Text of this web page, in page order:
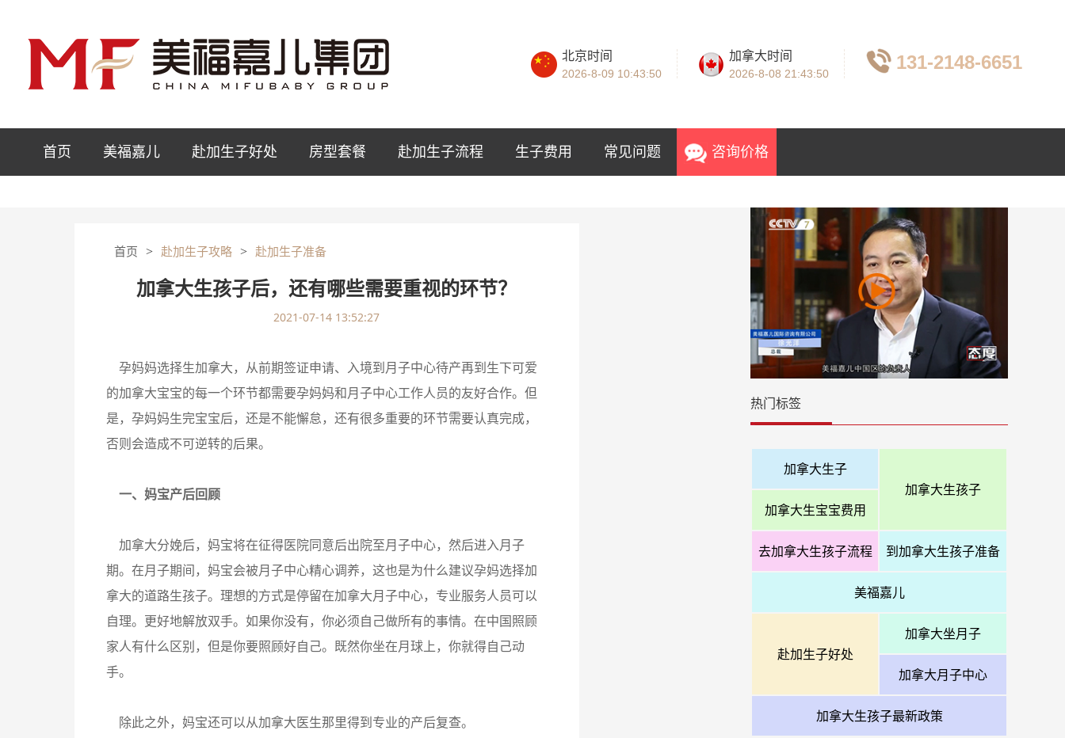
北京时间
2026-8-09 10:43:51
加拿大时间
2026-8-08 21:43:51
131-2148-6651
首页 美福嘉儿 赴加生子好处 房型套餐 赴加生子流程 生子费用 常见问题 咨询价格
首页 > 赴加生子攻略 > 赴加生子准备
加拿大生孩子后，还有哪些需要重视的环节？
2021-07-14 13:52:27
孕妈妈选择生加拿大，从前期签证申请、入境到月子中心待产再到生下可爱
的加拿大宝宝的每一个环节都需要孕妈妈和月子中心工作人员的友好合作。但
是，孕妈妈生完宝宝后，还是不能懈怠，还有很多重要的环节需要认真完成，
否则会造成不可逆转的后果。
一、妈宝产后回顾
加拿大分娩后，妈宝将在征得医院同意后出院至月子中心，然后进入月子
期。在月子期间，妈宝会被月子中心精心调养，这也是为什么建议孕妈选择加
拿大的道路生孩子。理想的方式是停留在加拿大月子中心，专业服务人员可以
自理。更好地解放双手。如果你没有，你必须自己做所有的事情。在中国照顾
家人有什么区别，但是你要照顾好自己。既然你坐在月球上，你就得自己动
手。
除此之外，妈宝还可以从加拿大医生那里得到专业的产后复查。
热门标签
加拿大生子
加拿大生孩子
加拿大生宝宝费用
去加拿大生孩子流程 到加拿大生孩子准备
美福嘉儿
赴加生子好处
加拿大坐月子
加拿大月子中心
加拿大生孩子最新政策